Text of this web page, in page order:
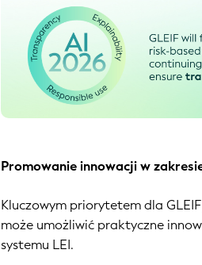
Promowanie innowacji w
Kluczowym priorytetem dla
może umożliwić praktyczne
systemu LEI.